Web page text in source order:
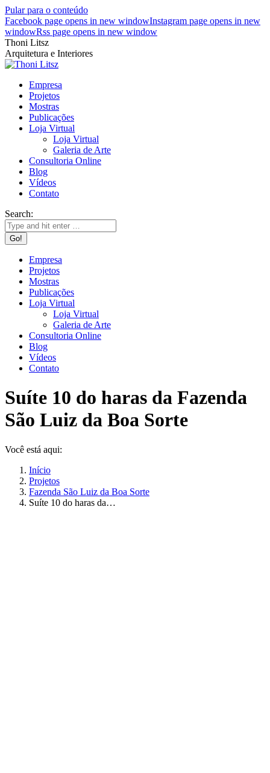
Pular para o conteúdo
Facebook page opens in new windowInstagram page opens in new
windowRss page opens in new window
Thoni Litsz
Arquitetura e Interiores
Empresa
Projetos
Mostras
Publicações
Loja Virtual
Loja Virtual
Galeria de Arte
Consultoria Online
Blog
Vídeos
Contato
Search:
Empresa
Projetos
Mostras
Publicações
Loja Virtual
Loja Virtual
Galeria de Arte
Consultoria Online
Blog
Vídeos
Contato
Suíte 10 do haras da Fazenda
São Luiz da Boa Sorte
Você está aqui:
Início
Projetos
Fazenda São Luiz da Boa Sorte
Suíte 10 do haras da…